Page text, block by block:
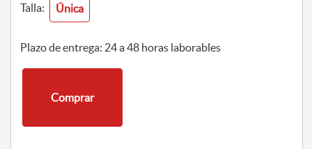
Talla: Única
Plazo de entrega: 24 a 48 horas laborables
Comprar